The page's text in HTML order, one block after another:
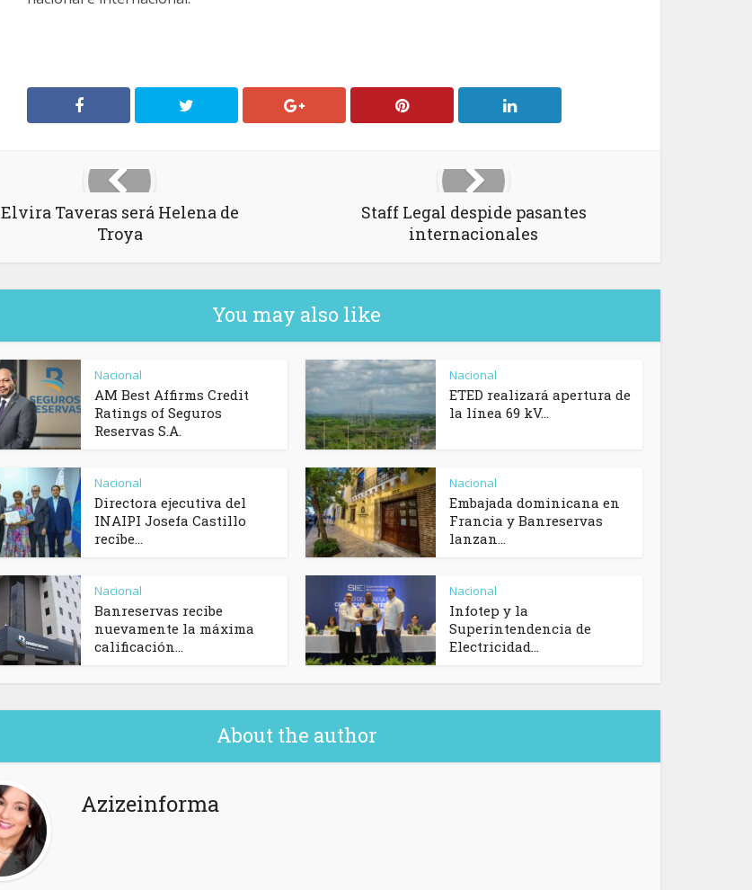
Elvira Taveras será Helena de
Troya
Staff Legal despide pasantes
internacionales
You may also like
Nacional
AM Best Affirms Credit
Ratings of Seguros
Reservas S.A.
Nacional
ETED realizará apertura de
la línea 69 kV...
Nacional
Directora ejecutiva del
INAIPI Josefa Castillo
recibe...
Nacional
Embajada dominicana en
Francia y Banreservas
lanzan...
Nacional
Banreservas recibe
nuevamente la máxima
calificación...
Nacional
Infotep y la
Superintendencia de
Electricidad...
About the author
Azizeinforma